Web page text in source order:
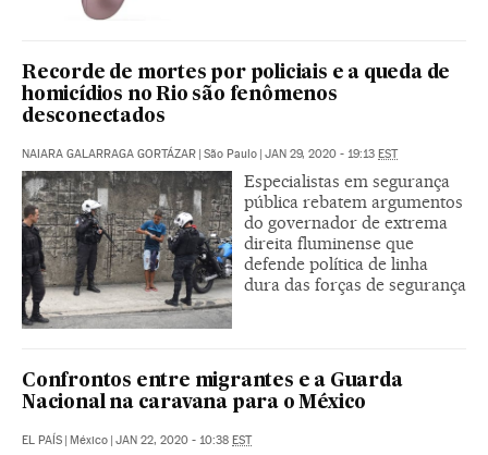
Recorde de mortes por policiais e a queda de
homicídios no Rio são fenômenos
desconectados
NAIARA GALARRAGA GORTÁZAR | São Paulo | JAN 29, 2020 - 19:13 EST
Especialistas em segurança
pública rebatem argumentos
do governador de extrema
direita fluminense que
defende política de linha
dura das forças de segurança
Confrontos entre migrantes e a Guarda
Nacional na caravana para o México
EL PAÍS | México | JAN 22, 2020 - 10:38 EST